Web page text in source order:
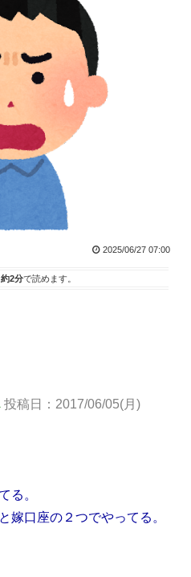
2025/06/27 07:00
約2分で読めます。
投稿日： 2017/06/05(月)
る。
嫁口座の２つでやってる。